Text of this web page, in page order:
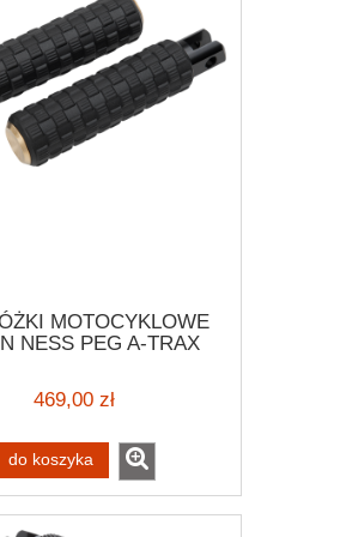
MOTOCYKLOWE
NESS PEG A-TRAX
HARLEY CUSTOM
469,00 zł
do koszyka